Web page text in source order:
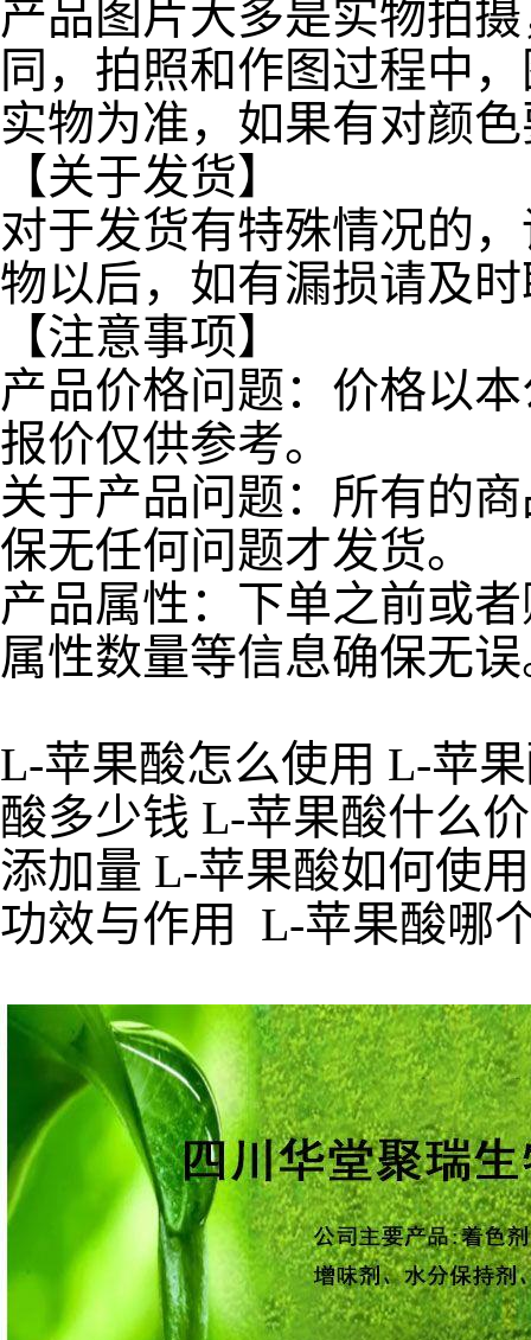
产品图片大多是实物拍
同，拍照和作图过程中
实物为准，如果有对颜
【关于发货】
对于发货有特殊情况的
物以后，如有漏损请及
【注意事项】
产品价格问题：价格以
报价仅供参考。
关于产品问题：所有的
保无任何问题才发货。
产品属性：下单之前或
属性数量等信息确保无
L-苹果酸怎么使用 L-苹
酸多少钱 L-苹果酸什么
添加量 L-苹果酸如何使
功效与作用 L-苹果酸哪